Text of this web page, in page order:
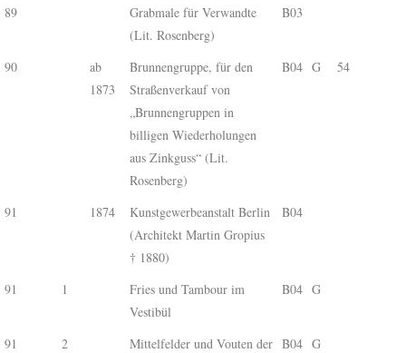
89
Grabmale für Verwandte
(Lit. Rosenberg)
B03
90
ab
1873
Brunnengruppe, für den
Straßenverkauf von
„Brunnengruppen in
billigen Wiederholungen
aus Zinkguss“ (Lit.
Rosenberg)
B04 G 54
91 1874
Kunstgewerbeanstalt Berlin
(Architekt Martin Gropius
† 1880)
B04
91 1
Fries und Tambour im
Vestibül
B04 G
91 2
Mittelfelder und Vouten der B04 G